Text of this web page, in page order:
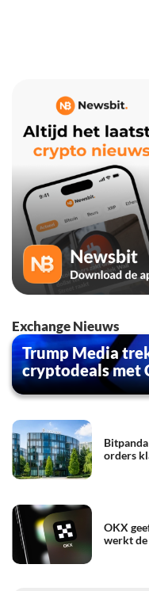
Exchange Nieuws
Trump Media
cryptodeals met
orders
OKX
werkt